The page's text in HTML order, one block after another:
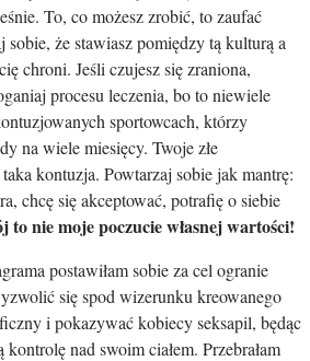
To, co możesz zrobić, to zaufać
sobie, że stawiasz pomiędzy tą kulturą a
chroni. Jeśli czujesz się zraniona,
procesu leczenia, bo to niewiele
sportowcach, którzy
na wiele miesięcy. Twoje złe
kontuzja. Powtarzaj sobie jak mantrę:
chcę się akceptować, potrafię o siebie
to nie moje poczucie własnej wartości!
postawiłam sobie za cel ogranie
się spod wizerunku kreowanego
i pokazywać kobiecy seksapil, będąc
kontrolę nad swoim ciałem. Przebrałam